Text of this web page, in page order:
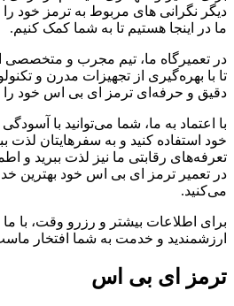
دیگر نگرانی های مربوط به ترمز خود را
ما در اینجا هستیم تا به شما کمک کنیم.
در تعمیرگاه ما، تیم مجرب و متخصصی
تا با بهره‌گیری از تجهیزات مدرن و
دقیق و حرفه‌ای ترمز ای بی اس خود را
با اعتماد به ما، شما می‌توانید با
خود استفاده کنید و به سفرهایتان لذت
تعرفه‌های رقابتی ما نیز لذت ببرید و
در تعمیر ترمز ای بی اس خود بهترین
می‌کنید.
برای اطلاعات بیشتر و رزرو وقت، با
ارزشمندید و خدمت به شما افتخار
ترمز ای بی اس